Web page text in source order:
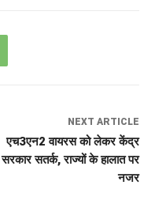
NEXT ARTICLE
एच3एन2 वायरस को लेकर केंद्र
सरकार सतर्क, राज्यों के हालात पर
नजर